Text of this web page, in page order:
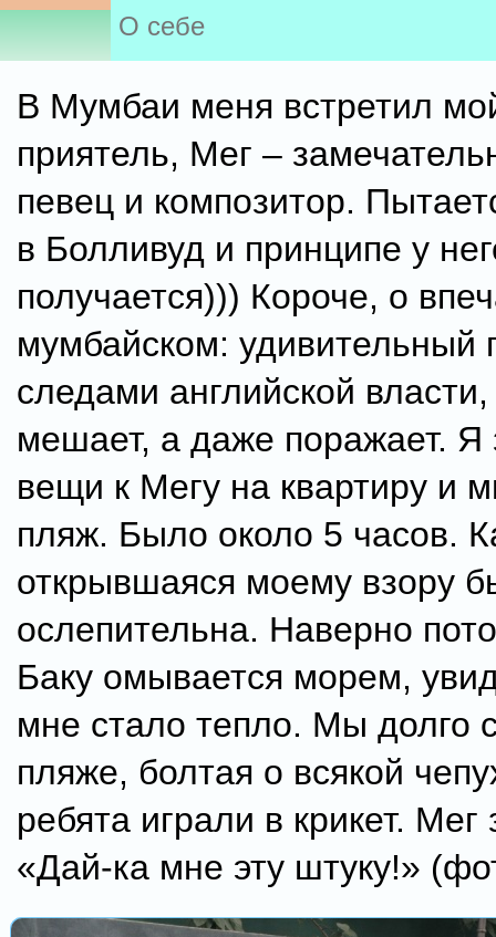
О себе
В Мумбаи меня встретил
приятель, Мег –
певец и композитор.
в Болливуд и принципе у
получается))) Короче, о
мумбайском: удивительный
следами английской
мешает, а даже поражает. Я
вещи к Мегу на квартиру и
пляж. Было около 5 часов.
открывшаяся моему взору
ослепительна. Наверно
Баку омывается морем,
мне стало тепло. Мы долго
пляже, болтая о всякой
ребята играли в крикет.
«Дай-ка мне эту штуку!»